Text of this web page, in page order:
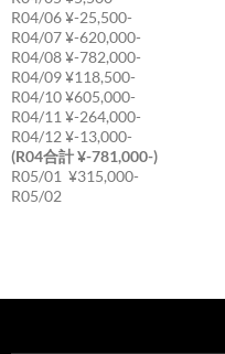
R04/06 ¥-25,500-
R04/07 ¥-620,000-
R04/08 ¥-782,000-
R04/09 ¥118,500-
R04/10 ¥605,000-
R04/11 ¥-264,000-
R04/12 ¥-13,000-
(R04合計 ¥-781,000-)
R05/01 ¥315,000-
R05/02